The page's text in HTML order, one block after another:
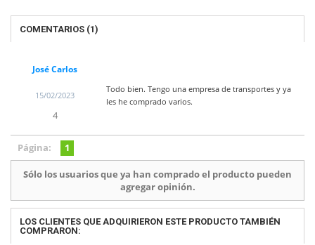
COMENTARIOS (1)
José Carlos
15/02/2023
4
Todo bien. Tengo una empresa de transportes y ya
les he comprado varios.
Página: 1
Sólo los usuarios que ya han comprado el producto pueden
agregar opinión.
LOS CLIENTES QUE ADQUIRIERON ESTE PRODUCTO TAMBIÉN
COMPRARON: